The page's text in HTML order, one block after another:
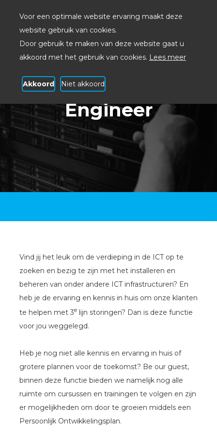
Voor een optimale website ervaring maakt deze
website gebruik van cookies.
Door gebruik te maken van deze website gaat u
akkoord met het gebruik van cookies. Lees meer
Akkoord Niet akkoord
Vacature System
Engineer
Vind jij het leuk om de verdieping in de ICT op te
zoeken en bezig te zijn met het installeren en
beheren van onder andere ICT infrastructuren? En
heb je de ervaring en kennis in huis om onze klanten
te helpen met 3e lijn storingen? Dan is deze functie
voor jou weggelegd.
Heb je nog niet alle kennis en ervaring in huis of
grotere plannen voor de toekomst? Be our guest,
binnen deze functie bieden we namelijk nog alle
ruimte om cursussen en trainingen te volgen en zijn
er mogelijkheden om door te groeien middels een
Persoonlijk Ontwikkelingsplan.